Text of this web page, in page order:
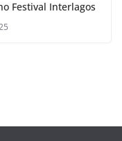
Festival Interlagos